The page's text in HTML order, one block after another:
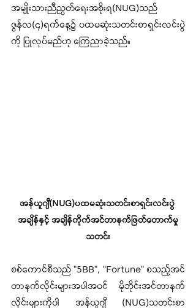
အမျိုးသားညီညွတ်ရေးအစိုးရ(NUG)သည်
ဇွန်လ(၄)ရက်နေ့၌ ပထမဆုံးသတင်းစာရှင်းလင်းပွဲ
ကို ပြုလုပ်မည်ဟု ကြေညာခဲ့သည်။
အန်ယူဂျီ(NUG)ပထမဆုံးသတင်းစာရှင်းလင်းပွဲ
အချိန်နှင့် အချိန်ကိုက်အင်တာနက်ဖြတ်တောက်မှု
သတင်း
စစ်ကောင်စီသည် “5BB”, “Fortune” စသည့်အင်
တာနက်လိုင်းများအပါအဝင် မိုဘိုင်းအင်တာနက်
လိုင်းများကိုပါ အန်ယူဂျီ (NUG)သတင်းစာ